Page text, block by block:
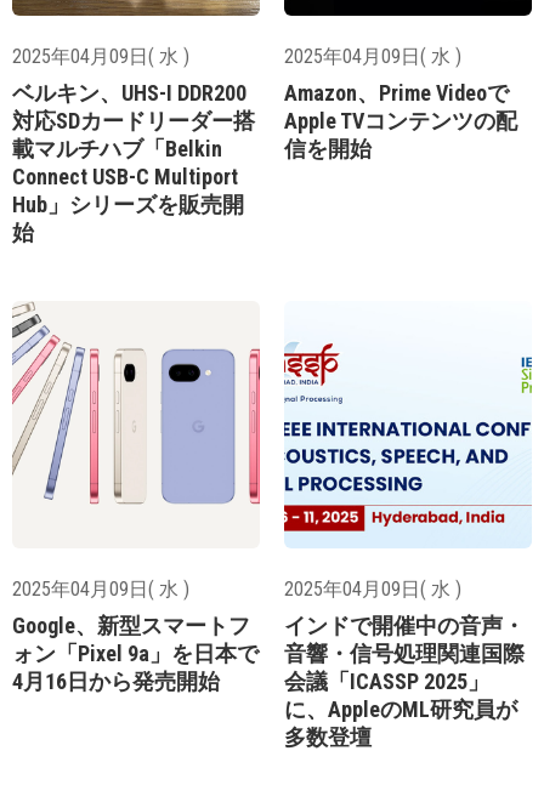
2025年04月09日( 水 )
ベルキン、UHS-I DDR200
対応SDカードリーダー搭
載マルチハブ「Belkin
Connect USB-C Multiport
Hub」シリーズを販売開
始
2025年04月09日( 水 )
Amazon、Prime Videoで
Apple TVコンテンツの配
信を開始
2025年04月09日( 水 )
Google、新型スマートフ
ォン「Pixel 9a」を日本で
4月16日から発売開始
2025年04月09日( 水 )
インドで開催中の音声・
音響・信号処理関連国際
会議「ICASSP 2025」
に、AppleのML研究員が
多数登壇